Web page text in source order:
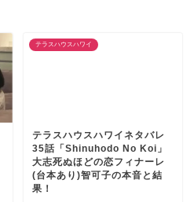
テラスハウスハワイ
テラスハウスハワイネタバレ
35話「Shinuhodo No Koi」
大志死ぬほどの恋フィナーレ
(台本あり)智可子の本音と結
果！